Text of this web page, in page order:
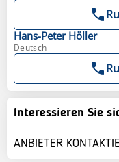
Hans-Peter Höller
Deutsch
Interessieren Sie
ANBIETER